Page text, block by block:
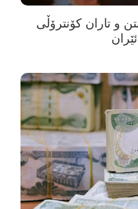
و تاران کۆنترۆڵی